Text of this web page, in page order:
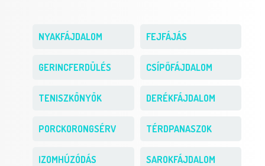
NYAKFÁJDALOM FEJFÁJÁS
GERINCFERDÜLÉS CSÍPŐFÁJDALOM
TENISZKÖNYÖK DERÉKFÁJDALOM
PORCKORONGSÉRV TÉRDPANASZOK
IZOMHÚZÓDÁS SAROKFÁJDALOM